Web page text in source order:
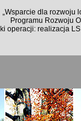
„Wsparcie dla rozwoju
Programu Rozwoju
operacji: realizacja